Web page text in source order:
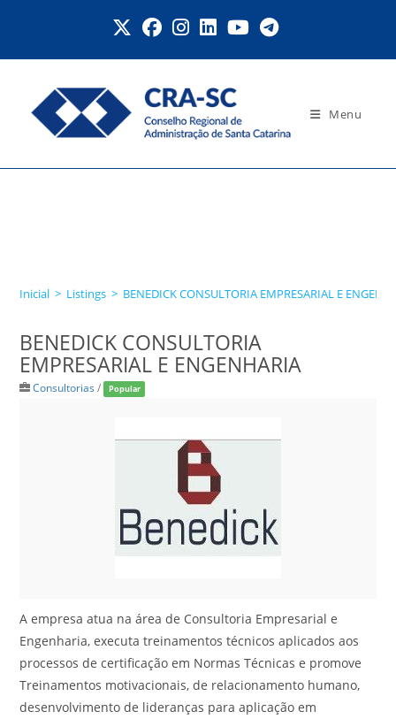
Menu
Inicial > Listings > BENEDICK CONSULTORIA EMPRESARIAL E
BENEDICK CONSULTORIA
EMPRESARIAL E ENGENHARIA
Consultorias / Popular
A empresa atua na área de Consultoria Empresarial e
Engenharia, executa treinamentos técnicos aplicados aos
processos de certificação em Normas Técnicas e promove
Treinamentos motivacionais, de relacionamento humano,
desenvolvimento de lideranças para aplicação em